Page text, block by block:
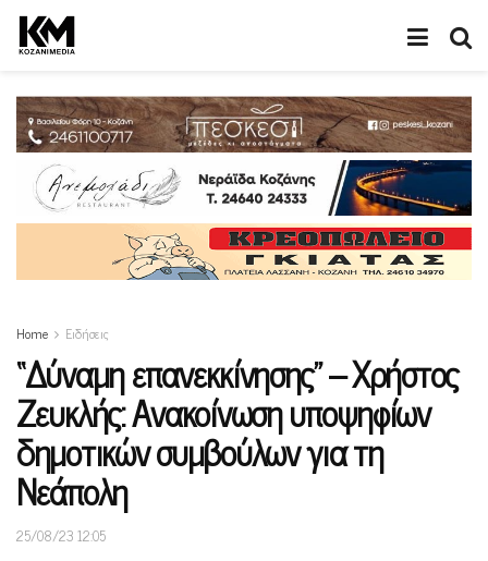
Home Ειδήσεις
“Δύναμη επανεκκίνησης” – Χρήστος
Ζευκλής: Ανακοίνωση υποψηφίων
δημοτικών συμβούλων για τη
Νεάπολη
25/08/23 12:05